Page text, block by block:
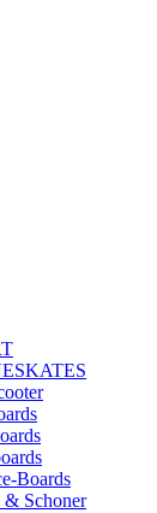
Boards
& Schoner